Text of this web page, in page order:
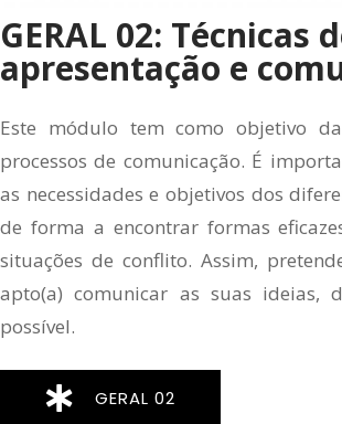
GERAL 02: Técnicas
apresentação e
Este módulo tem como objetivo
processos de comunicação. É
as necessidades e objetivos dos
de forma a encontrar formas
situações de conflito. Assim,
apto(a) comunicar as suas ideias,
possível.
GERAL 02